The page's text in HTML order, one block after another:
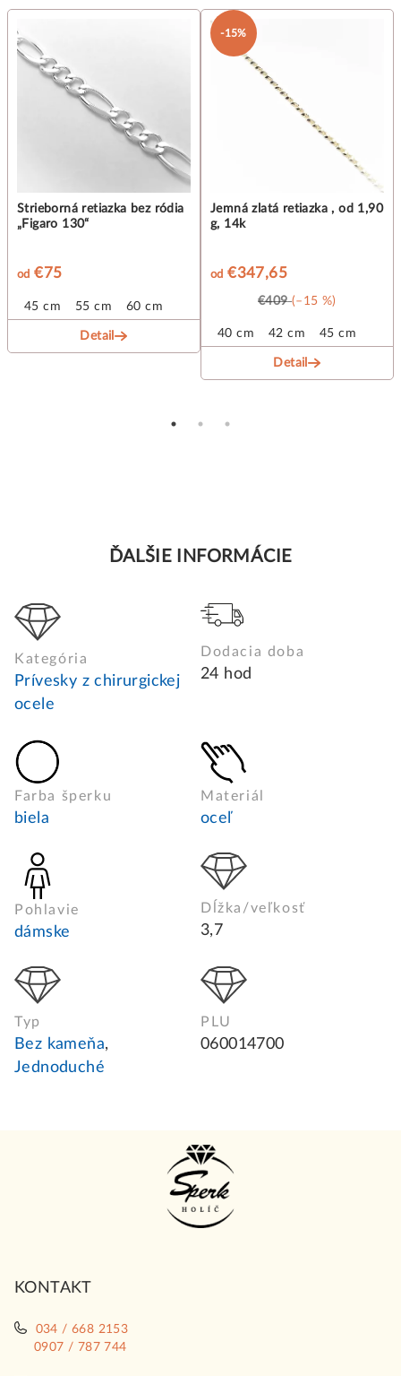
Strieborná retiazka bez ródia
„Figaro 130“
od €75
45 cm 55 cm 60 cm
Detail
-15%
Jemná zlatá retiazka , od 1,90
g, 14k
od €347,65
€409 (–15 %)
40 cm 42 cm 45 cm
Detail
ĎALŠIE INFORMÁCIE
Kategória
Prívesky z chirurgickej
ocele
Dodacia doba
24 hod
Farba šperku
biela
Materiál
oceľ
Pohlavie
dámske
Dĺžka/veľkosť
3,7
Typ
Bez kameňa,
Jednoduché
PLU
060014700
KONTAKT
034 / 668 2153
0907 / 787 744